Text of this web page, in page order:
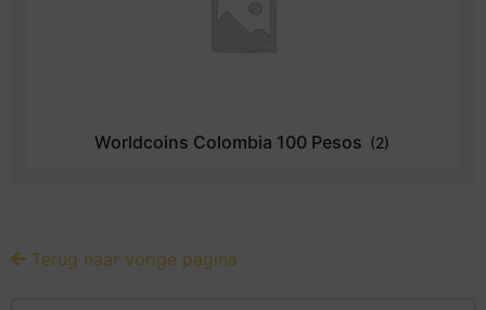
Worldcoins Colombia 100 Pesos (2)
Terug naar vorige pagina